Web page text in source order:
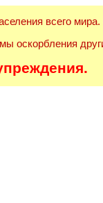
всего
оскорбления